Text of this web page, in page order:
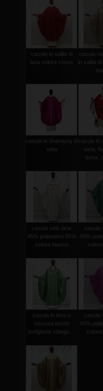
casula in sallia di
lana colore rossa
casula
in sallia
casula in shantung di
seta
casula in
seta,
lurex,
casula velo lana
45% poliestere 55%
colore bianco
casula
45%
casula in lana e
viscosa bordo
tortiglione sbiego ...
casula
45%